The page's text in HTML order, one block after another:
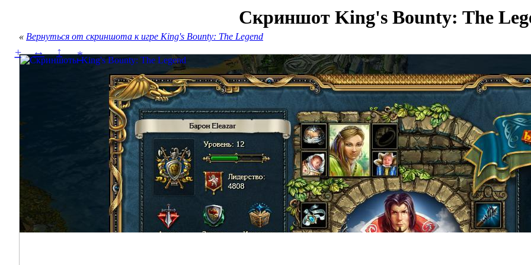
Скриншот King's Bounty: The
« Вернуться от скриншота к игре King's Bounty: The Legend
+ ↔ ↕ *